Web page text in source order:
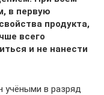
в первую
продукта,
всего
и не нанести
учёными в разряд